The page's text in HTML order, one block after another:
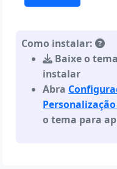
Como instalar:
Baixe o
instalar
Abra
o tema para